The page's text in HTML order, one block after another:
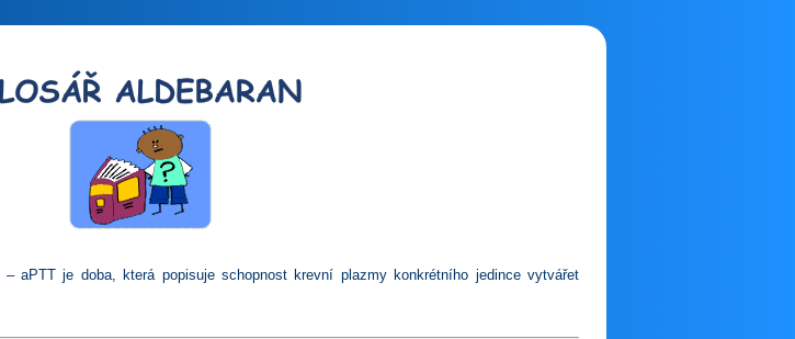
– aPTT je doba, která popisuje schopnost krevní plazmy konkrétního jedince vytvářet